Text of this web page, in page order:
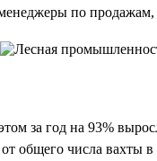
по
за год на 93%
общего числа